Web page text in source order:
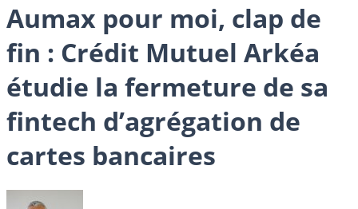
Aumax pour moi, clap de
fin : Crédit Mutuel Arkéa
étudie la fermeture de sa
fintech d’agrégation de
cartes bancaires